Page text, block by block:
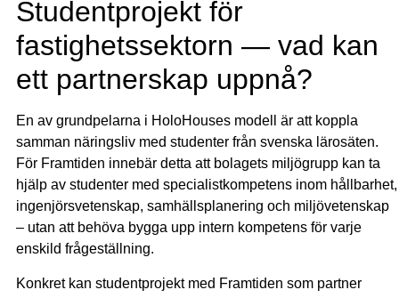
Studentprojekt för
fastighetssektorn — vad kan
ett partnerskap uppnå?
En av grundpelarna i HoloHouses modell är att koppla
samman näringsliv med studenter från svenska lärosäten.
För Framtiden innebär detta att bolagets miljögrupp kan ta
hjälp av studenter med specialistkompetens inom hållbarhet,
ingenjörsvetenskap, samhällsplanering och miljövetenskap
– utan att behöva bygga upp intern kompetens för varje
enskild frågeställning.
Konkret kan studentprojekt med Framtiden som partner